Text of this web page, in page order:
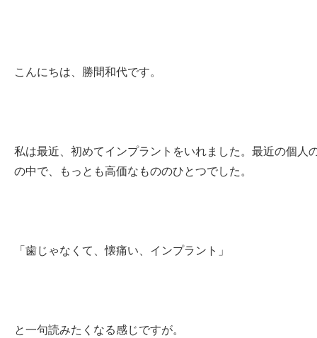
こんにちは、勝間和代です。
私は最近、初めてインプラントをいれました。最近の個人
の中で、もっとも高価なもののひとつでした。
「歯じゃなくて、懐痛い、インプラント」
と一句読みたくなる感じですが。